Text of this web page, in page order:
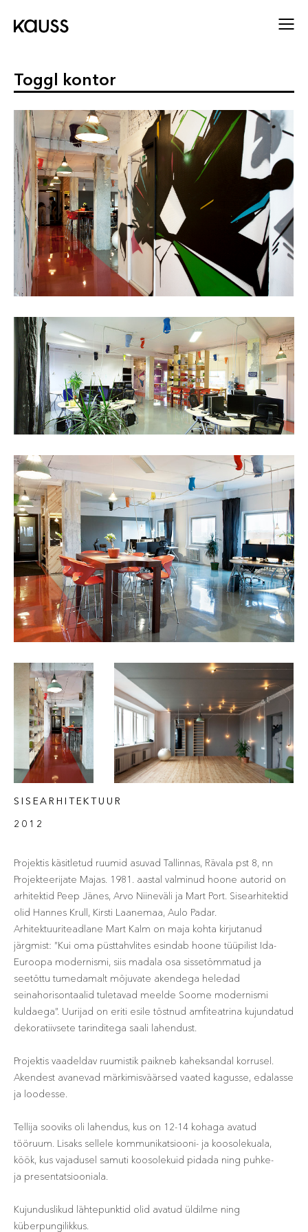
Toggl kontor
SISEARHITEKTUUR
2012
Projektis käsitletud ruumid asuvad Tallinnas, Rävala pst 8, nn
Projekteerijate Majas. 1981. aastal valminud hoone autorid on
arhitektid Peep Jänes, Arvo Niineväli ja Mart Port. Sisearhitektid
olid Hannes Krull, Kirsti Laanemaa, Aulo Padar.
Arhitektuuriteadlane Mart Kalm on maja kohta kirjutanud
järgmist: ”Kui oma püsttahvlites esindab hoone tüüpilist Ida-
Euroopa modernismi, siis madala osa sissetõmmatud ja
seetõttu tumedamalt mõjuvate akendega heledad
seinahorisontaalid tuletavad meelde Soome modernismi
kuldaega”. Uurijad on eriti esile tõstnud amfiteatrina kujundatud
dekoratiivsete tarinditega saali lahendust.
Projektis vaadeldav ruumistik paikneb kaheksandal korrusel.
Akendest avanevad märkimisväärsed vaated kagusse, edalasse
ja loodesse.
Tellija sooviks oli lahendus, kus on 12-14 kohaga avatud
tööruum. Lisaks sellele kommunikatsiooni- ja koosolekuala,
köök, kus vajadusel samuti koosolekuid pidada ning puhke-
ja presentatsiooniala.
Kujunduslikud lähtepunktid olid avatud üldilme ning
küberpungilikkus.